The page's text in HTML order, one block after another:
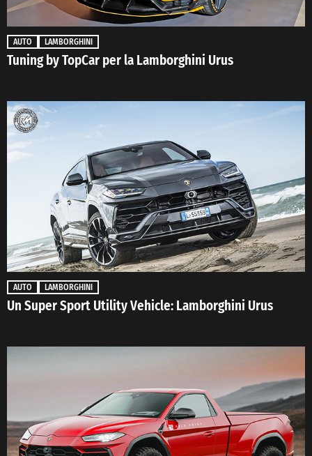
AUTO LAMBORGHINI
Tuning by TopCar per la Lamborghini Urus
AUTO LAMBORGHINI
Un Super Sport Utility Vehicle: Lamborghini Urus